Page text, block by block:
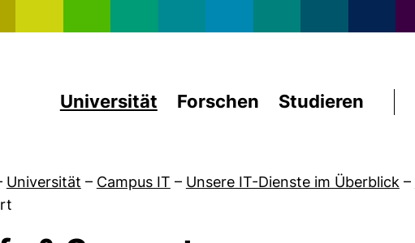
Universität Forschen Studieren
Universität – Campus IT – Unsere IT-Dienste im Überblick –